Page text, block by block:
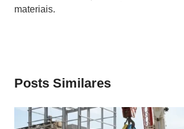
materiais.
Posts Similares